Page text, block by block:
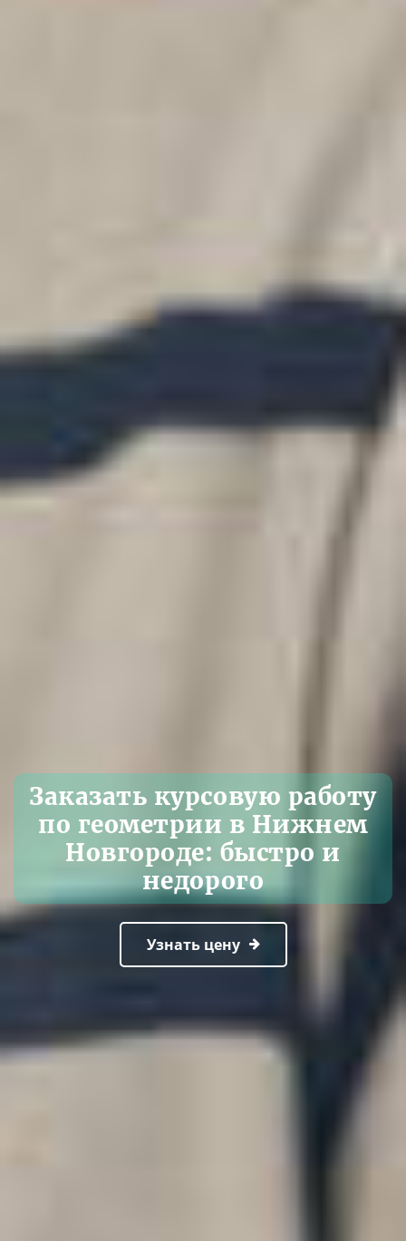
Заказать курсовую работу
по геометрии в Нижнем
Новгороде: быстро и
недорого
Узнать цену